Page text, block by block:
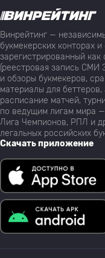
Винрейтинг —
букмекерских конторах
зарегистрированный
(реестровая запись
и обзоры букмекеров,
материалы для
расписание матчей,
по ведущим лигам мира
Лига Чемпионов, РПЛ и
легальных российских
Скачать приложение